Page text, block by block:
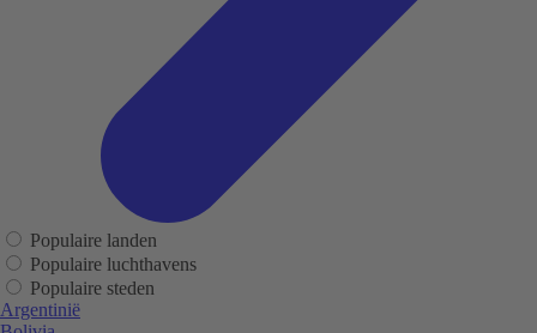
Populaire landen
Populaire luchthavens
Populaire steden
Argentinië